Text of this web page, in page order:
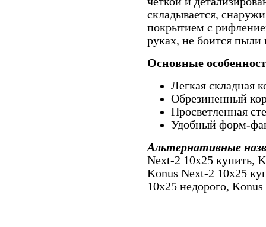
складывается,
покрытием с
руках, не боится пыли
Основные
Легкая складная
Обрезиненный
Просветленная
Удобный форм-
Альтернативные
Next-2 10x25 купить,
Konus Next-2 10x25
10x25 недорого,